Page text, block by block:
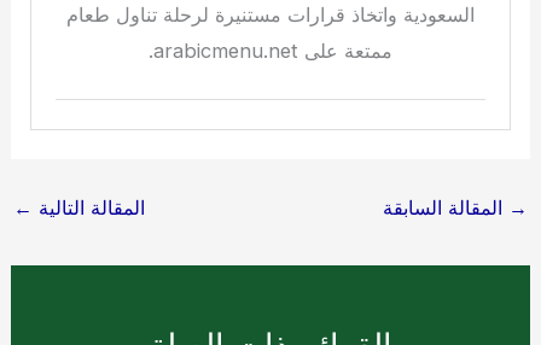
السعودية واتخاذ قرارات مستنيرة لرحلة تناول طعام
ممتعة على arabicmenu.net.
→ المقالة السابقة المقالة التالية ←